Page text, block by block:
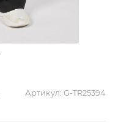
Артикул: G-TR25394